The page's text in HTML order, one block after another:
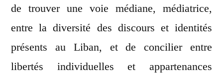
de trouver une voie médiane, médiatrice,
entre la diversité des discours et identités
présents au Liban, et de concilier entre
libertés individuelles et appartenances